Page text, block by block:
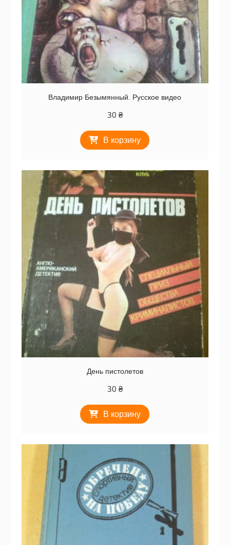
Владимир Безымянный. Русское видео
30 ₴
В корзину
День пистолетов
30 ₴
В корзину